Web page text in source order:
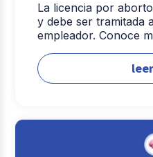
La licencia por
y debe ser tramitada
empleador. Conoce